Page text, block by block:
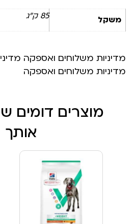
משקל 85 ק"ג
מדיניות משלוחים ואספקה
מדיניות משלוחים ואספקה
מוצרים דומים
אותך